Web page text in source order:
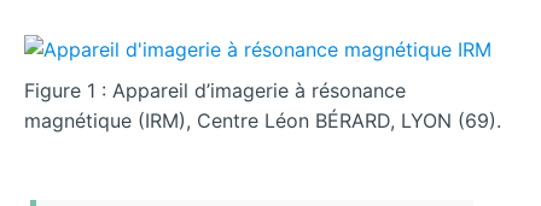
Figure 1 : Appareil d’imagerie à résonance
magnétique (IRM), Centre Léon BÉRARD, LYON (69).